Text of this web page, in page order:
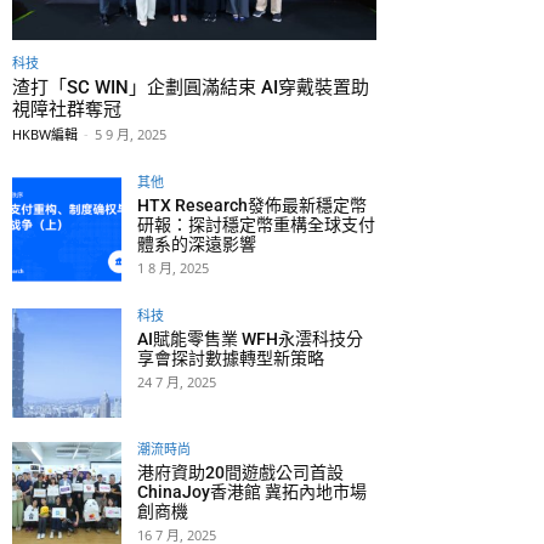
科技
渣打「SC WIN」企劃圓滿結束 AI穿戴裝置助
視障社群奪冠
HKBW編輯 - 5 9 月, 2025
其他
HTX Research發佈最新穩定幣
研報：探討穩定幣重構全球支付
體系的深遠影響
1 8 月, 2025
科技
AI賦能零售業 WFH永澐科技分
享會探討數據轉型新策略
24 7 月, 2025
潮流時尚
港府資助20間遊戲公司首設
ChinaJoy香港館 冀拓內地市場
創商機
16 7 月, 2025